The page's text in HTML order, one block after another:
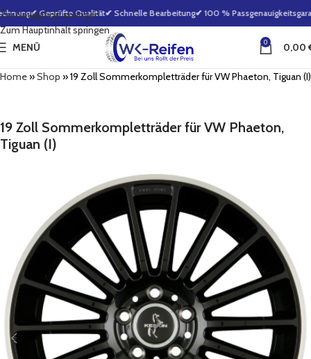
Zur Navigation springen
Zum Hauptinhalt springen
✔ Geprüfte Qualität✔ Schnelle Bearbeitung✔ 100 %
MENÜ 0 0,00
Home»Shop »19 Zoll Sommerkompletträder für VW Phaeton, Tiguan (I)
19 Zoll Sommerkompletträder für VW Phaeton,
Tiguan (I)